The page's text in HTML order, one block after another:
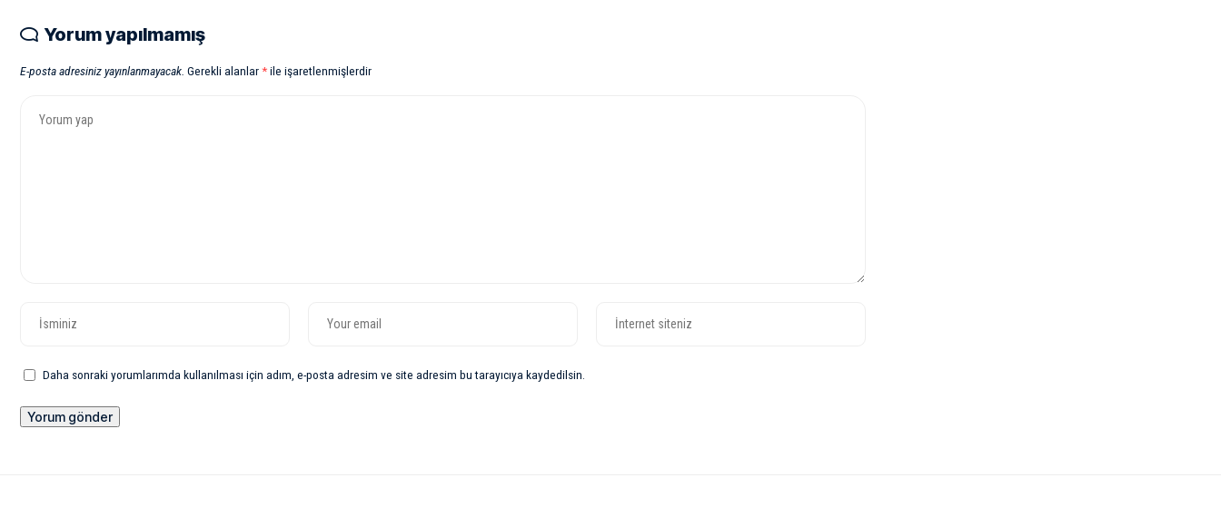
Yorum yapılmamış
E-posta adresiniz yayınlanmayacak. Gerekli alanlar*ile işaretlenmişlerdir
Daha sonraki yorumlarımda kullanılması için adım, e-posta adresim ve site adresim bu tarayıcıya kaydedilsin.